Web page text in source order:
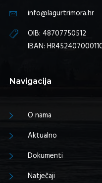
info@lagurtrimora.hr
OIB: 48707750512
IBAN:
Navigacija
O nama
Aktualno
Dokumenti
Natječaji